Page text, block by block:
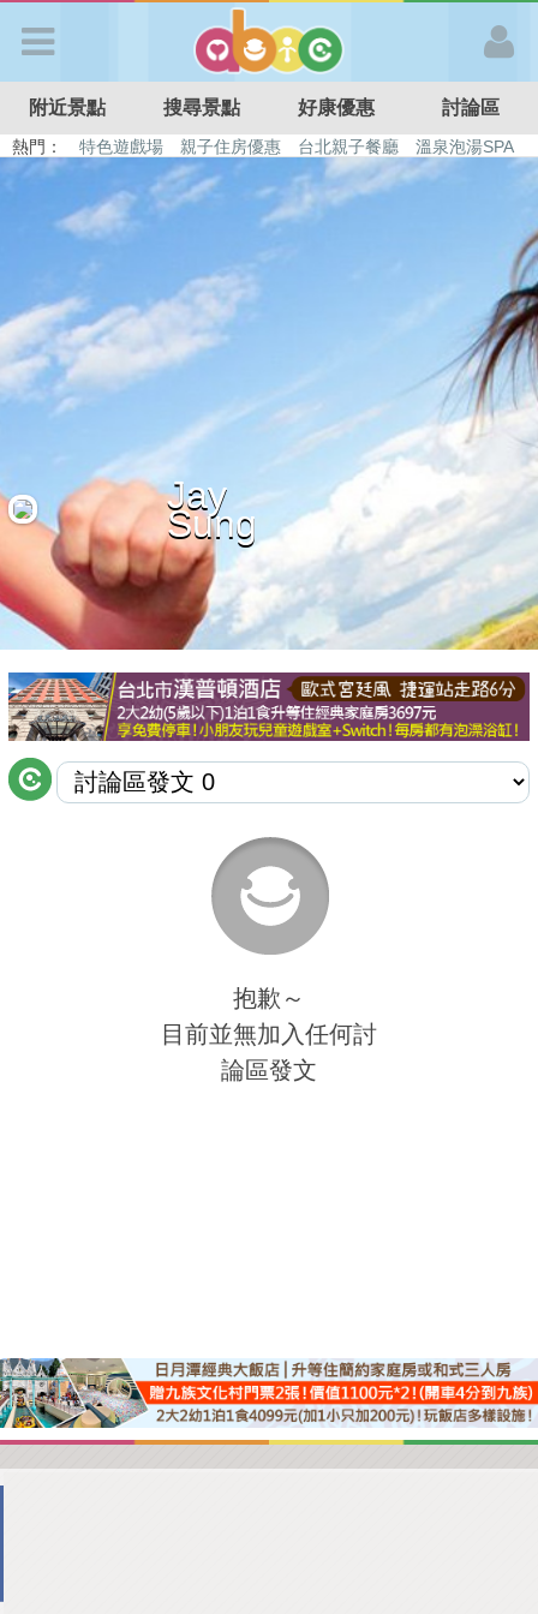
APP登入
首 頁
搜尋景點
好康優惠
最新留言
商家合作
推薦景點
討論區
聯絡我們
附近景點 搜尋景點 好康優惠 討論區
熱門： 特色遊戲場 親子住房優惠 台北親子餐廳
溫泉泡湯SPA
溜滑梯民宿
觀光工廠 日本親子景點
Jay
Sung
抱歉～
目前並無加入任何討
論區發文